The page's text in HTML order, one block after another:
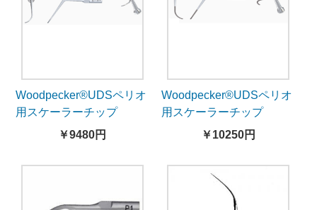
Woodpecker®UDSペリオ
用スケーラーチップ
P2R（EMSと交換 5本
￥9480円
Woodpecker®UDSペリオ
用スケーラーチップ
P2LD（EMSと交換 5本
￥10250円